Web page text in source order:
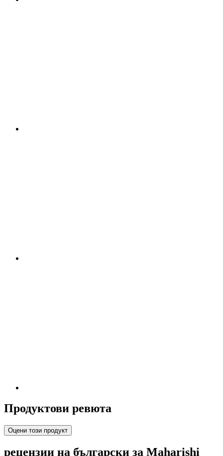
Продуктови ревюта
Оцени този продукт
рецензии на български за Maharishi